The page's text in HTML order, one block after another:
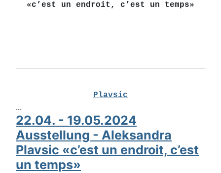
«c’est un endroit, c’est un temps»
Plavsic
...
22.04. - 19.05.2024
Ausstellung - Aleksandra
Plavsic «c’est un endroit, c’est
un temps»